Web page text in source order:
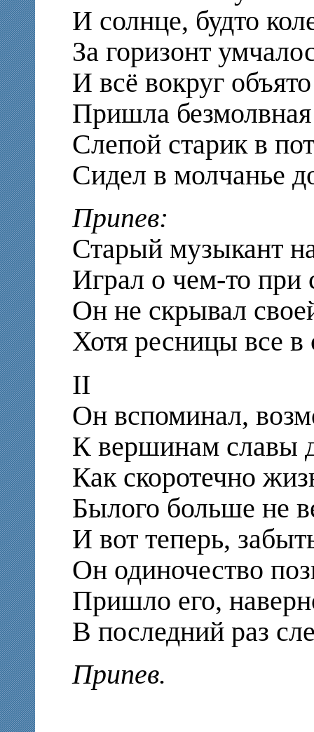
И солнце, будто
За горизонт
И всё вокруг
Пришла
Слепой старик в
Сидел в молчанье
Припев:
Старый музыкант
Играл о чем-то при
Он не скрывал
Хотя ресницы все в
II
Он вспоминал,
К вершинам славы
Как скоротечно
Былого больше не
И вот теперь,
Он одиночество
Пришло его,
В последний раз
Припев.